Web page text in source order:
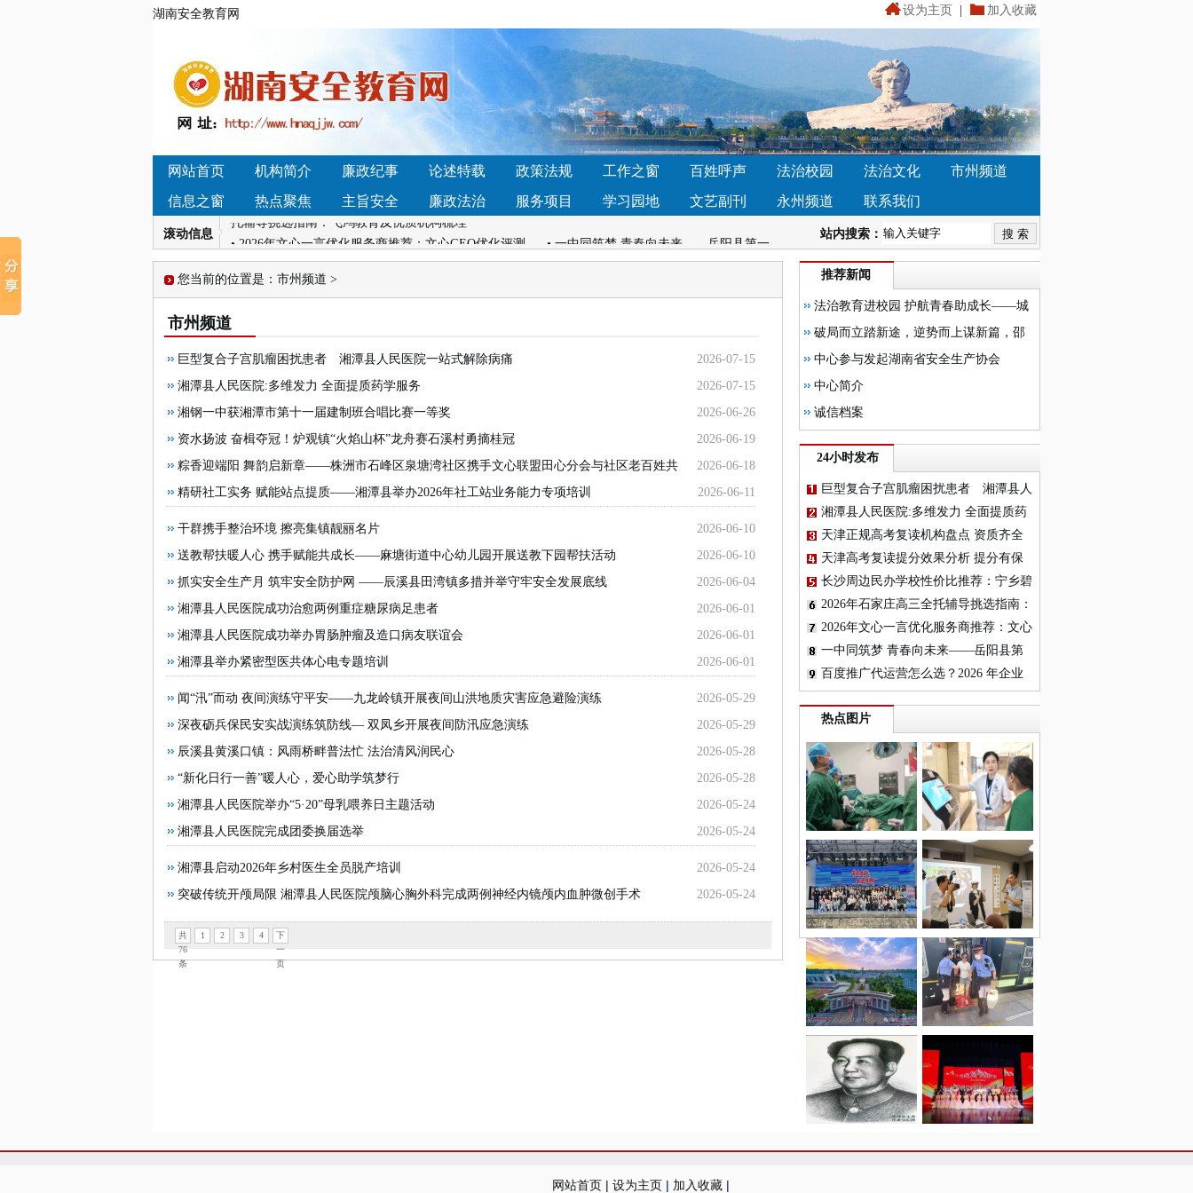
设为主页 加入收藏
湖南安全教育网
网站首页 机构简介 廉政纪事 论述特载 政策法规 工作之窗 百姓呼声 法治校园 法治文化
市州频道
信息之窗
热点聚焦 主旨安全 廉政法治 服务项目 学习园地 文艺副刊 永州频道 联系我们
站内搜索：
滚动信息
• 巨型复合子宫肌瘤困扰患者 湘潭县人民医院一站式解除病痛
• 湘潭县人民医院:多维发力 全面
提质药学服务
• 天津正规高考复读机构盘点 资质齐全高复班怎么选
• 天津高考复读提分效果分析 提分有保障机
构盘点
托辅导挑选指南：飞鸿教育及优质机构梳理
• 2026年文心一言优化服务商推荐：文心GEO优化评测
中学2026年青年教师团建活动纪实
• 百度推广代运营怎么选？2026 年企业投放避坑指南
提质药学服务
• 天津正规高考复读机构盘点 资质齐全高复班怎么选
• 天津高考复读提分效果分析 提分有保障机
构盘点
托辅导挑选指南：飞鸿教育及优质机构梳理
• 2026年文心一言优化服务商推荐：文心GEO优化评测
• 一中同筑梦 青春向未来——岳阳县第一
中学2026年青年教师团建活动纪实
• 百度推广代运营怎么选？2026 年企业投放避坑指南
• 2026年北京作品集机构选型观察：从师资
结构到教学逻辑的全方位梳理
推荐新闻
法治教育进校园 护航青春助成长——城
步塔溪中心学校举办法治教育专题讲座
破局而立踏新途，逆势而上谋新篇，邵
阳市湘智鸿才高级中学召开2026年春季学
期开学教职员工大会
中心参与发起湖南省安全生产协会
中心简介
诚信档案
24小时发布
巨型复合子宫肌瘤困扰患者 湘潭县人
民医院一站式解除病痛
湘潭县人民医院:多维发力 全面提质药
学服务
天津正规高考复读机构盘点 资质齐全
高复班怎么选
天津高考复读提分效果分析 提分有保
障机构盘点
长沙周边民办学校性价比推荐：宁乡碧
桂园学校与郡维、平高深度对比
2026年石家庄高三全托辅导挑选指南：
飞鸿教育及优质机构梳理
2026年文心一言优化服务商推荐：文心
GEO优化评测
一中同筑梦 青春向未来——岳阳县第
一中学2026年青年教师团建活动纪实
百度推广代运营怎么选？2026 年企业
热点图片
您当前的位置是： 市州频道 >
市州频道
2026-07-15
巨型复合子宫肌瘤困扰患者 湘潭县人民医院一站式解除病痛
2026-07-15
湘潭县人民医院:多维发力 全面提质药学服务
2026-06-26
湘钢一中获湘潭市第十一届建制班合唱比赛一等奖
2026-06-19
资水扬波 奋楫夺冠！炉观镇“火焰山杯”龙舟赛石溪村勇摘桂冠
2026-06-18
粽香迎端阳 舞韵启新章——株洲市石峰区泉塘湾社区携手文心联盟田心分会与社区老百姓共
庆端午佳节
2026-06-11
精研社工实务 赋能站点提质——湘潭县举办2026年社工站业务能力专项培训
2026-06-10
干群携手整治环境 擦亮集镇靓丽名片
2026-06-10
送教帮扶暖人心 携手赋能共成长——麻塘街道中心幼儿园开展送教下园帮扶活动
2026-06-04
抓实安全生产月 筑牢安全防护网 ——辰溪县田湾镇多措并举守牢安全发展底线
2026-06-01
湘潭县人民医院成功治愈两例重症糖尿病足患者
2026-06-01
湘潭县人民医院成功举办胃肠肿瘤及造口病友联谊会
2026-06-01
湘潭县举办紧密型医共体心电专题培训
2026-05-29
闻“汛”而动 夜间演练守平安——九龙岭镇开展夜间山洪地质灾害应急避险演练
2026-05-29
深夜砺兵保民安实战演练筑防线— 双凤乡开展夜间防汛应急演练
2026-05-28
辰溪县黄溪口镇：风雨桥畔普法忙 法治清风润民心
2026-05-28
“新化日行一善”暖人心，爱心助学筑梦行
2026-05-24
湘潭县人民医院举办“5·20”母乳喂养日主题活动
2026-05-24
湘潭县人民医院完成团委换届选举
2026-05-24
湘潭县启动2026年乡村医生全员脱产培训
2026-05-24
突破传统开颅局限 湘潭县人民医院颅脑心胸外科完成两例神经内镜颅内血肿微创手术
共
76
条
1 2 3 4
下
一
页
网站首页 | 设为主页 | 加入收藏 |